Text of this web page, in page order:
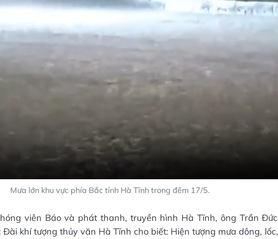
Mưa lớn khu vực phía Bắc tỉnh Hà Tĩnh trong đêm 17/5.
viên Báo và phát thanh, truyền hình Hà Tĩnh, ông Trần Đức
Đài khí tượng thủy văn Hà Tĩnh cho biết: Hiện tượng mưa dông, lốc,